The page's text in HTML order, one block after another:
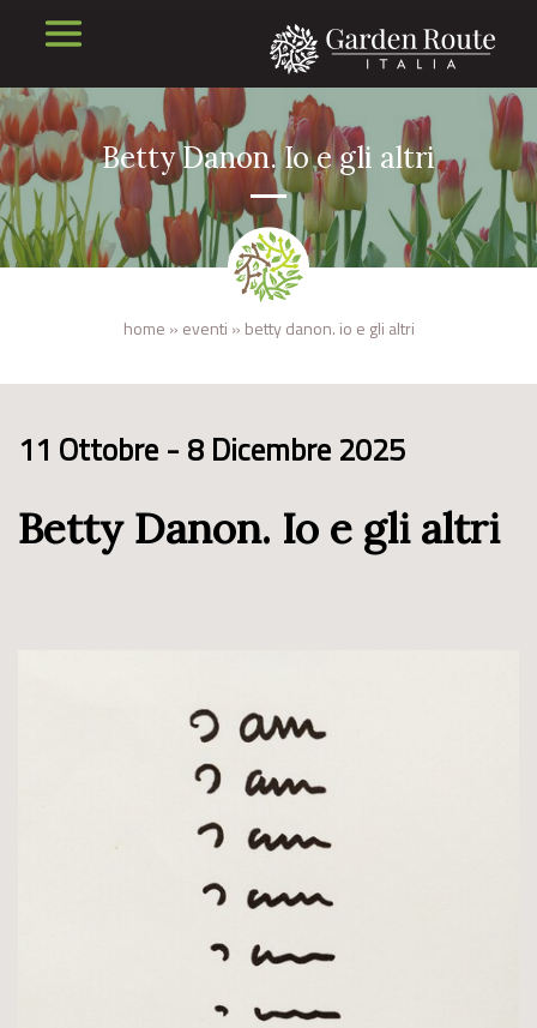
Betty Danon. Io e gli altri
home » eventi » betty danon. io e gli altri
11 Ottobre - 8 Dicembre 2025
Betty Danon. Io e gli altri